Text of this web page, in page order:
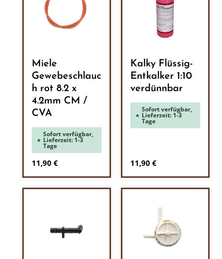
Miele
Gewebeschlauc
h rot 8.2 x
4.2mm CM /
CVA
Sofort verfügbar,
Lieferzeit: 1-3
Tage
Regulärer Preis:
11,90 €
Kalky Flüssig-
Entkalker 1:10
verdünnbar
Sofort verfügbar,
Lieferzeit: 1-3
Tage
Regulärer Preis:
11,90 €